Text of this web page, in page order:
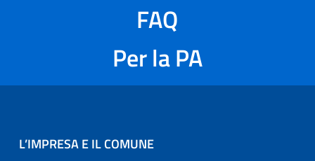
FAQ
Per la PA
L’IMPRESA E IL COMUNE